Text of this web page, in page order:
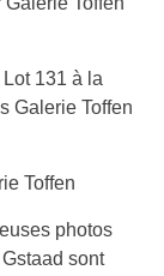
131 à la
Galerie Toffen
Toffen
photos
sont